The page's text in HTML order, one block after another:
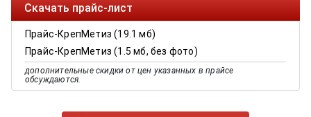
Скачать прайс-лист
Прайс-КрепМетиз (19.1 мб)
Прайс-КрепМетиз (1.5 мб, без фото)
дополнительные скидки от цен указанных в прайсе
обсуждаются.